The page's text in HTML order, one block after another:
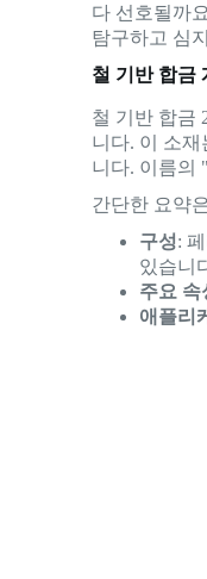
다 선호될까
탐구하고 심
철 기반 합금
철 기반 합금
니다. 이 소
니다. 이름의
간단한 요약
구성:
있습니
주요 속
애플리